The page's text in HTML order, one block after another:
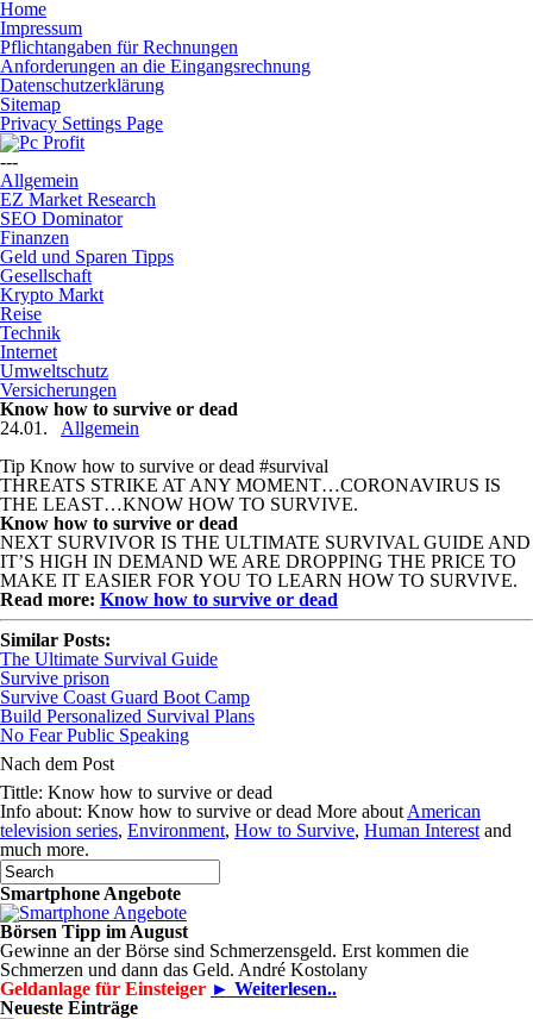
Home
Impressum
Pflichtangaben für Rechnungen
Anforderungen an die Eingangsrechnung
Datenschutzerklärung
Sitemap
Privacy Settings Page
---
Allgemein
EZ Market Research
SEO Dominator
Finanzen
Geld und Sparen Tipps
Gesellschaft
Krypto Markt
Reise
Technik
Internet
Umweltschutz
Versicherungen
Know how to survive or dead
24.01.
Allgemein
Tip Know how to survive or dead #survival
THREATS STRIKE AT ANY MOMENT…CORONAVIRUS IS
THE LEAST…KNOW HOW TO SURVIVE.
Know how to survive or dead
NEXT SURVIVOR IS THE ULTIMATE SURVIVAL GUIDE AND
IT’S HIGH IN DEMAND WE ARE DROPPING THE PRICE TO
MAKE IT EASIER FOR YOU TO LEARN HOW TO SURVIVE.
Read more: Know how to survive or dead
Similar Posts:
The Ultimate Survival Guide
Survive prison
Survive Coast Guard Boot Camp
Build Personalized Survival Plans
No Fear Public Speaking
Nach dem Post
Tittle: Know how to survive or dead
Info about: Know how to survive or dead More about American
television series, Environment, How to Survive, Human Interest and
much more.
Smartphone Angebote
Börsen Tipp im August
Gewinne an der Börse sind Schmerzensgeld. Erst kommen die
Schmerzen und dann das Geld. André Kostolany
Geldanlage für Einsteiger ► Weiterlesen..
Neueste Einträge